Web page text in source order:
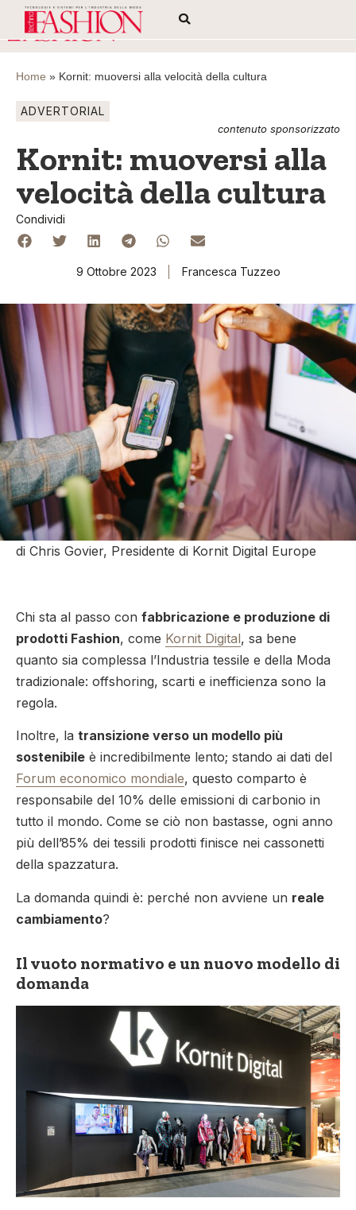
Home » Kornit: muoversi alla velocità della cultura
ADVERTORIAL
contenuto sponsorizzato
Kornit: muoversi alla
velocità della cultura
Condividi
9 Ottobre 2023 Francesca Tuzzeo
di Chris Govier, Presidente di Kornit Digital Europe
Chi sta al passo con fabbricazione e produzione di
prodotti Fashion, come Kornit Digital, sa bene
quanto sia complessa l’Industria tessile e della Moda
tradizionale: offshoring, scarti e inefficienza sono la
regola.
Inoltre, la transizione verso un modello più
sostenibile è incredibilmente lento; stando ai dati del
Forum economico mondiale, questo comparto è
responsabile del 10% delle emissioni di carbonio in
tutto il mondo. Come se ciò non bastasse, ogni anno
più dell’85% dei tessili prodotti finisce nei cassonetti
della spazzatura.
La domanda quindi è: perché non avviene un reale
cambiamento?
Il vuoto normativo e un nuovo modello di
domanda